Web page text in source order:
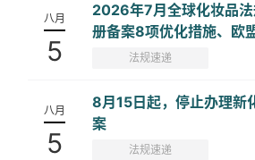
八月
5
2026年7月全球化妆品
册备案8项优化措施、欧
用物质清单...
法规速递
八月
5
8月15日起，停止办理新
案
法规速递